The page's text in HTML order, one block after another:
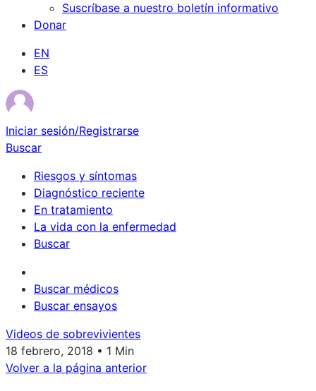
Suscríbase a nuestro boletín informativo
Donar
EN
ES
Iniciar sesión/Registrarse
Buscar
Riesgos y síntomas
Diagnóstico reciente
En tratamiento
La vida con la enfermedad
Buscar
Buscar médicos
Buscar ensayos
Videos de sobrevivientes
18 febrero, 2018 • 1 Min
Volver a la página anterior